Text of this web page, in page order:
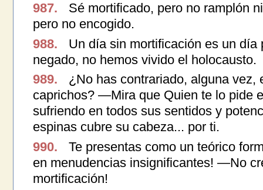
987.
Sé mortificado, pero no ramplón
pero no encogido.
988.
Un día sin mortificación es un día
negado, no hemos vivido el holocausto.
989.
¿No has contrariado, alguna vez,
caprichos? —Mira que Quien te lo pide
sufriendo en todos sus sentidos y
espinas cubre su cabeza... por ti.
990.
Te presentas como un teórico
en menudencias insignificantes! —No
mortificación!